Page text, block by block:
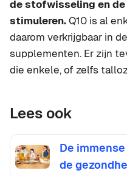
de stofwisseling en
stimuleren.Q10 is al
daarom verkrijgbaar in
supplementen. Er zijn
die enkele, of zelfs
Lees ook
De
de